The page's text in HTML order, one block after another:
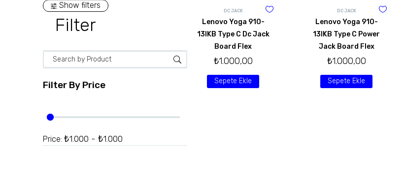
Show filters
Filter
Filter By Price
Price: ₺1.000 - ₺1.000
DC JACK
Lenovo Yoga 910-
13IKB Type C Dc Jack
Board Flex
₺1.000,00
Sepete Ekle
DC JACK
Lenovo Yoga 910-
13IKB Type C Power
Jack Board Flex
₺1.000,00
Sepete Ekle